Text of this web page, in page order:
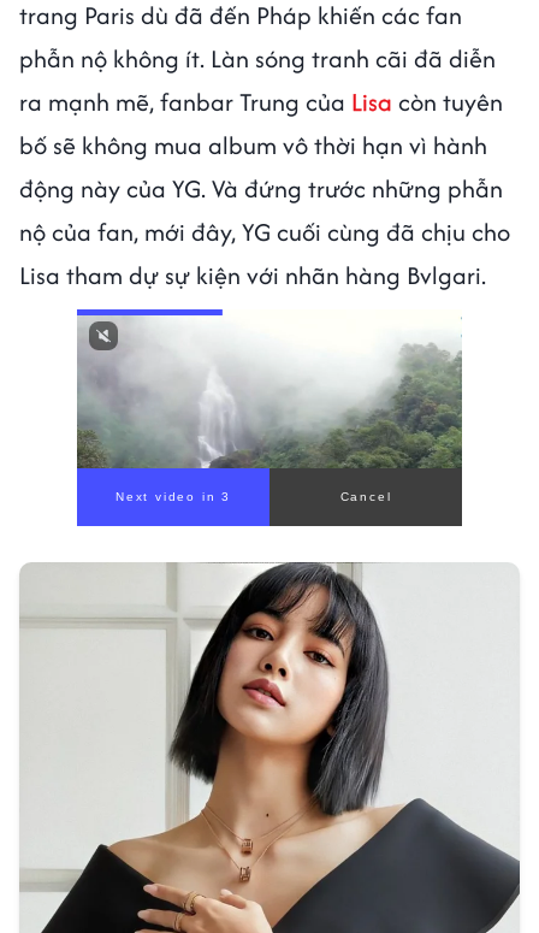
trang Paris dù đã đến Pháp khiến các fan
phẫn nộ không ít. Làn sóng tranh cãi đã diễn
ra mạnh mẽ, fanbar Trung của Lisa còn tuyên
bố sẽ không mua album vô thời hạn vì hành
động này của YG. Và đứng trước những phẫn
nộ của fan, mới đây, YG cuối cùng đã chịu cho
Lisa tham dự sự kiện với nhãn hàng Bvlgari.